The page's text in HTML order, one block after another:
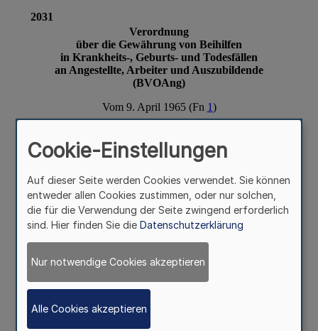
Cookie-Einstellungen
Auf dieser Seite werden Cookies verwendet. Sie können
entweder allen Cookies zustimmen, oder nur solchen,
die für die Verwendung der Seite zwingend erforderlich
sind. Hier finden Sie die Datenschutzerklärung
Nur notwendige Cookies akzeptieren
Alle Cookies akzeptieren